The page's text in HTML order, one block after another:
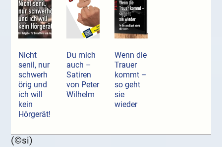
Nicht
senil, nur
schwerh
örig und
ich will
kein
Hörgerät!
Du mich
auch –
Satiren
von Peter
Wilhelm
Wenn die
Trauer
kommt –
so geht
sie
wieder
(©si)